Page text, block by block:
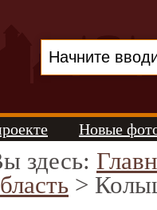
Новые
здесь:
>